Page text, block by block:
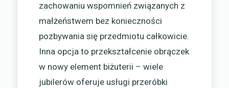
zachowaniu wspomnień związanych z
małżeństwem bez konieczności
pozbywania się przedmiotu całkowicie.
Inna opcja to przekształcenie obrączek
w nowy element biżuterii – wiele
jubilerów oferuje usługi przeróbki